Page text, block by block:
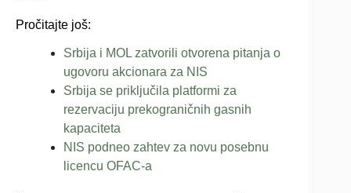
Pročitajte još:
Srbija i MOL zatvorili otvorena pitanja o
ugovoru akcionara za NIS
Srbija se priključila platformi za
rezervaciju prekograničnih gasnih
kapaciteta
NIS podneo zahtev za novu posebnu
licencu OFAC-a